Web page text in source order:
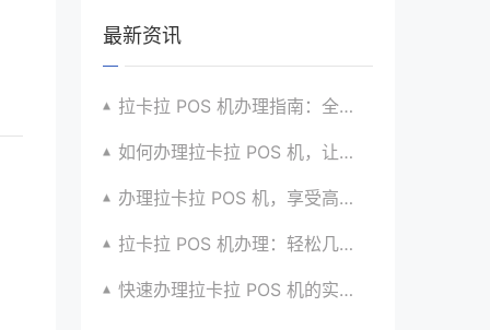
最新资讯
拉卡拉 POS 机办理指南：全流程解析与建议汇总
如何办理拉卡拉 POS 机，让生意更顺畅？看过来
办理拉卡拉 POS 机，享受高效支付服务的窍门
拉卡拉 POS 机办理：轻松几步，实现便捷收款啦
快速办理拉卡拉 POS 机的实用方法全知道